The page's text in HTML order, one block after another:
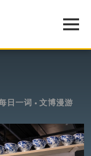
日一词 文博漫游